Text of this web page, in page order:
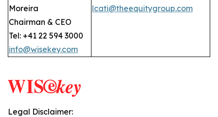
Moreira
Chairman & CEO
Tel: +41 22 594 3000
info@wisekey.com
lcati@theequitygroup.com
Legal Disclaimer: